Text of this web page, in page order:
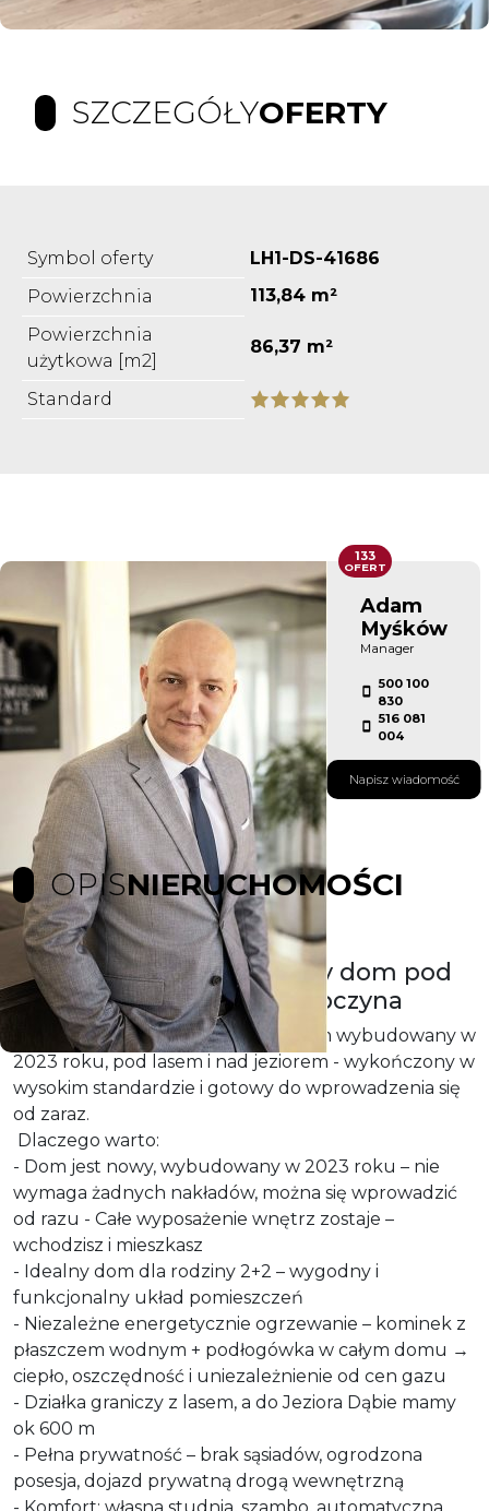
SZCZEGÓŁYOFERTY
Symbol oferty
LH1-DS-41686
Powierzchnia
113,84 m²
Powierzchnia
użytkowa [m2]
86,37 m²
Standard
Adam
Myśków
Manager
500 100
830
516 081
004
Napisz wiadomość
133
OFERT
OPISNIERUCHOMOŚCI
Nowy w pełni wyposażony dom pod
lasem i nad jeziorem - Lubczyna
Sprzedaję swój nowy, prywatny dom wybudowany w
2023 roku, pod lasem i nad jeziorem - wykończony w
wysokim standardzie i gotowy do wprowadzenia się
od zaraz.
Dlaczego warto:
- Dom jest nowy, wybudowany w 2023 roku – nie
wymaga żadnych nakładów, można się wprowadzić
od razu - Całe wyposażenie wnętrz zostaje –
wchodzisz i mieszkasz
- Idealny dom dla rodziny 2+2 – wygodny i
funkcjonalny układ pomieszczeń
- Niezależne energetycznie ogrzewanie – kominek z
płaszczem wodnym + podłogówka w całym domu →
ciepło, oszczędność i uniezależnienie od cen gazu
- Działka graniczy z lasem, a do Jeziora Dąbie mamy
ok 600 m
- Pełna prywatność – brak sąsiadów, ogrodzona
posesja, dojazd prywatną drogą wewnętrzną